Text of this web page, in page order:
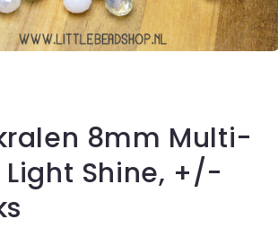
8mm Multi-
Shine, +/-